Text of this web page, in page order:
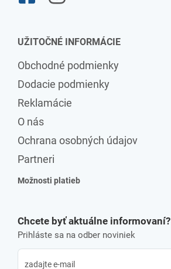
UŽITOČNÉ INFORMÁCIE
Obchodné podmienky
Dodacie podmienky
Reklamácie
O nás
Ochrana osobných údajov
Partneri
Možnosti platieb
Chcete byť aktuálne informovaní?
Prihláste sa na odber noviniek